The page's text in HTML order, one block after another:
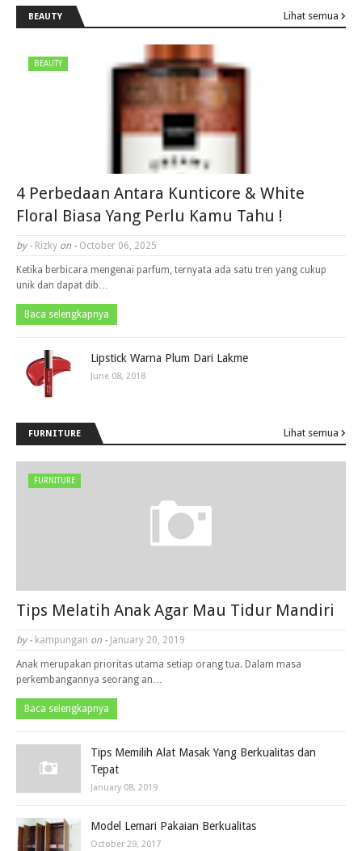
BEAUTY Lihat semua
BEAUTY
4 Perbedaan Antara Kunticore & White
Floral Biasa Yang Perlu Kamu Tahu !
by - Rizky on - October 06, 2025
Ketika berbicara mengenai parfum, ternyata ada satu tren yang cukup
unik dan dapat dib…
Baca selengkapnya
Lipstick Warna Plum Dari Lakme
June 08, 2018
FURNITURE Lihat semua
FURNITURE
Tips Melatih Anak Agar Mau Tidur Mandiri
by - kampungan on - January 20, 2019
Anak merupakan prioritas utama setiap orang tua. Dalam masa
perkembangannya seorang an…
Baca selengkapnya
Tips Memilih Alat Masak Yang Berkualitas dan
Tepat
January 08, 2019
Model Lemari Pakaian Berkualitas
October 29, 2017